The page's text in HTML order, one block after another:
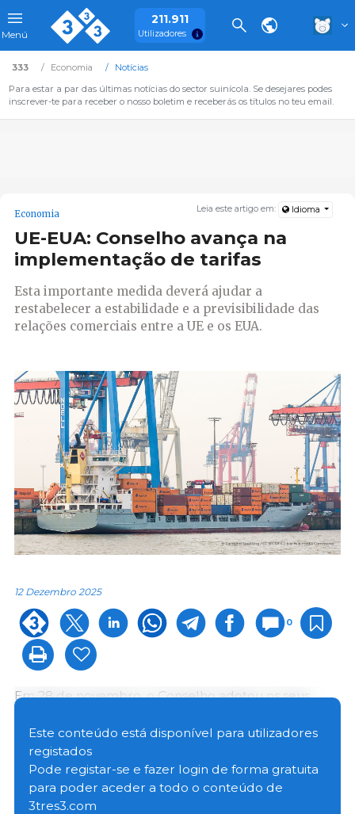
Menú
211.911
Utilizadores
333 Economia
Notícias
Para estar a par das últimas notícias do sector suinícola. Se desejares podes
inscrever-te para receber o nosso boletim e receberás os títulos no teu email.
Leia este artigo em: Idioma
Economia
UE-EUA: Conselho avança na
implementação de tarifas
Esta importante medida deverá ajudar a
restabelecer a estabilidade e a previsibilidade das
relações comerciais entre a UE e os EUA.
12 Dezembro 2025
0
Em 28 de novembro, o Conselho adotou os seus
regulamentos destinados a implementar os aspetos
tarifários da Declaração Conjunta UE-EUA, acordada
em 21 de agosto de 2025. Esta medida representa
um avanço significativo rumo à implementação da
declaração, que deverá contribuir para restabelecer
Este conteúdo está disponível para utilizadores
registados
Pode registar-se e fazer login de forma gratuita
para poder aceder a todo o conteúdo de
3tres3.com